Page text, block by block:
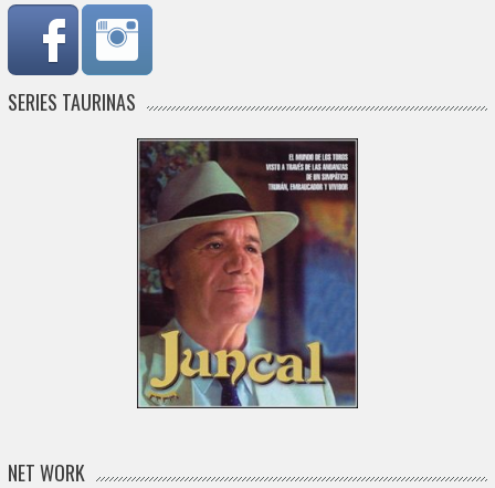
SERIES TAURINAS
NET WORK